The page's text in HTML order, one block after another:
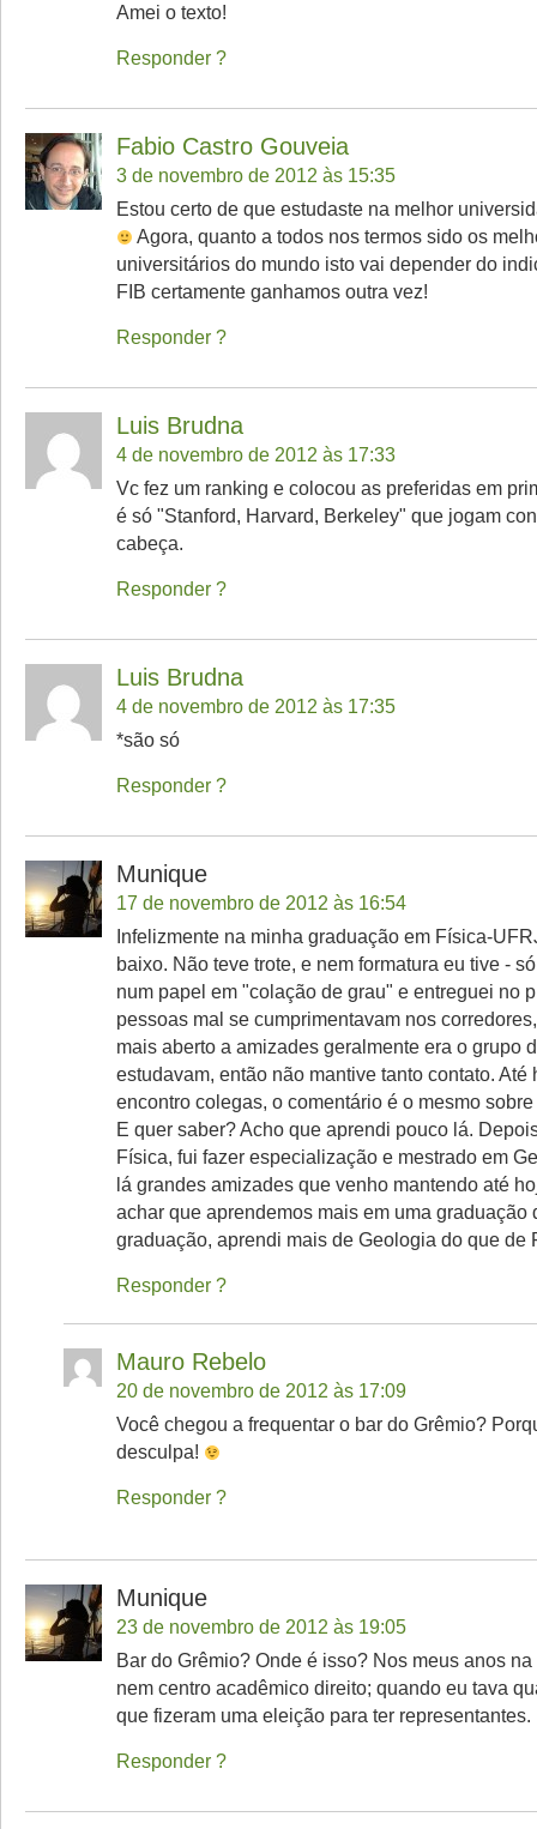
Amei o texto!
Responder
Fabio Castro Gouveia
3 de novembro de 2012 às 15:35
Estou certo de que estudaste na melhor
Agora, quanto a todos nos termos sido os
universitários do mundo isto vai depender do
FIB certamente ganhamos outra vez!
Responder
Luis Brudna
4 de novembro de 2012 às 17:33
Vc fez um ranking e colocou as preferidas em
é só "Stanford, Harvard, Berkeley" que jogam
cabeça.
Responder
Luis Brudna
4 de novembro de 2012 às 17:35
*são só
Responder
Munique
17 de novembro de 2012 às 16:54
Infelizmente na minha graduação em Física-
baixo. Não teve trote, e nem formatura eu tive -
num papel em "colação de grau" e entreguei no
pessoas mal se cumprimentavam nos
mais aberto a amizades geralmente era o grupo
estudavam, então não mantive tanto contato. Até
encontro colegas, o comentário é o mesmo
E quer saber? Acho que aprendi pouco lá.
Física, fui fazer especialização e mestrado em
lá grandes amizades que venho mantendo até
achar que aprendemos mais em uma graduação
graduação, aprendi mais de Geologia do que de
Responder
Mauro Rebelo
20 de novembro de 2012 às 17:09
Você chegou a frequentar o bar do Grêmio?
desculpa!
Responder
Munique
23 de novembro de 2012 às 19:05
Bar do Grêmio? Onde é isso? Nos meus anos
nem centro acadêmico direito; quando eu tava
que fizeram uma eleição para ter representantes.
Responder